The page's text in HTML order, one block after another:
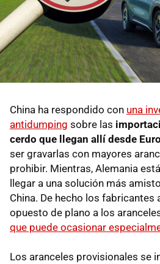
China ha respondido con una
antidumping sobre las
cerdo que llegan allí desde
ser gravarlas con mayores
prohibir. Mientras, Alemania
llegar a una solución más
China. De hecho los fabricantes
opuesto de plano a los
que puede ocasionar
Los aranceles provisionales se